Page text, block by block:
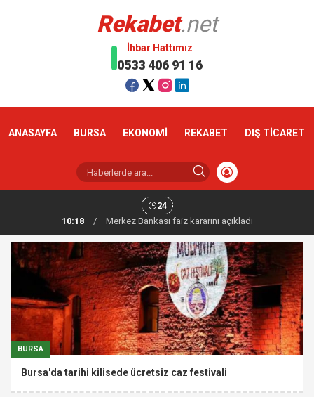
Rekabet.net
İhbar Hattımız
0533 406 91 16
ANASAYFA BURSA EKONOMİ REKABET DIŞ TİCARET
24
10:18
/ Altın haftaya yükselişle başladı
BURSA
Bursa'da tarihi kilisede ücretsiz caz festivali